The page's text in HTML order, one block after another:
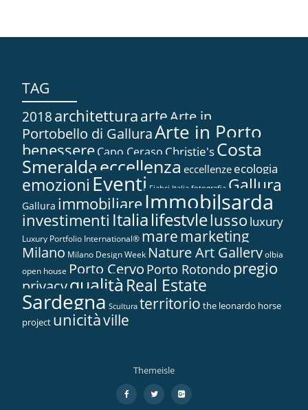
TAG
2018architetturaarteArte in...
Portobello di GalluraArte in Porto
benessereCapo Ceraso Christie'sCosta
Smeraldaeccellenza eccellenze ecologia
emozioni Eventi Fiabci Italia fotografia Gallura
Gallura immobiliareImmobilsarda
investimenti Italialifestylelusso luxury
Luxury Portfolio International® maremarketing
Milano Milano Design Week Nature Art Galleryolbia
open house Porto Cervo Porto Rotondo pregio
privacyqualità Real Estate
Sardegna Scultura territorio the leonardo horse
project unicitàville
Themeisle
fa-
facebook
fa-
twitter
fa-
google-